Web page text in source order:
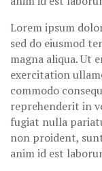
Lorem ipsum
sed do eiusmod
magna aliqua. Ut
exercitation
commodo
reprehenderit in
fugiat nulla
non proident,
anim id est